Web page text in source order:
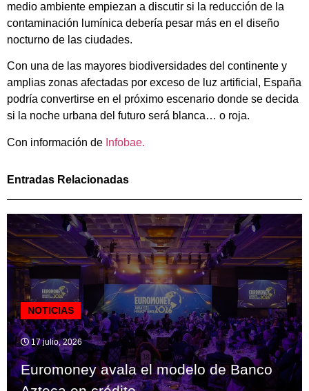
medio ambiente empiezan a discutir si la reducción de la
contaminación lumínica debería pesar más en el diseño
nocturno de las ciudades.
Con una de las mayores biodiversidades del continente y
amplias zonas afectadas por exceso de luz artificial, España
podría convertirse en el próximo escenario donde se decida
si la noche urbana del futuro será blanca… o roja.
Con información de Infobae.
Entradas Relacionadas
NOTICIAS
17 julio, 2026
Euromoney avala el modelo de Banco